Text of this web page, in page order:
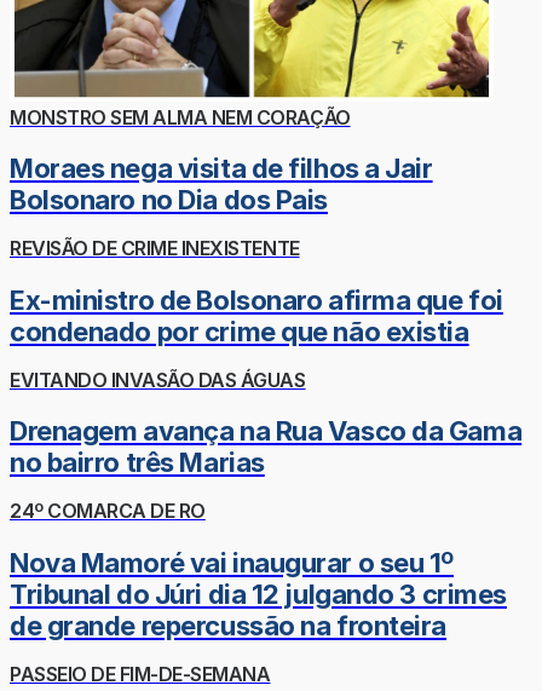
MONSTRO SEM ALMA NEM CORAÇÃO
Moraes nega visita de filhos a Jair
Bolsonaro no Dia dos Pais
REVISÃO DE CRIME INEXISTENTE
Ex-ministro de Bolsonaro afirma que foi
condenado por crime que não existia
EVITANDO INVASÃO DAS ÁGUAS
Drenagem avança na Rua Vasco da Gama
no bairro três Marias
24º COMARCA DE RO
Nova Mamoré vai inaugurar o seu 1º
Tribunal do Júri dia 12 julgando 3 crimes
de grande repercussão na fronteira
PASSEIO DE FIM-DE-SEMANA